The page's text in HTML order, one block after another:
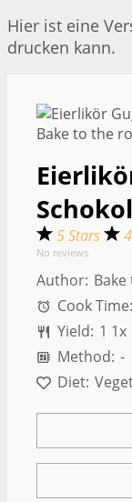
Hier ist eine
drucken kann.
5 Stars
No reviews
Author:
Cook Time:
Yield: 1 1x
Method: -
Diet: